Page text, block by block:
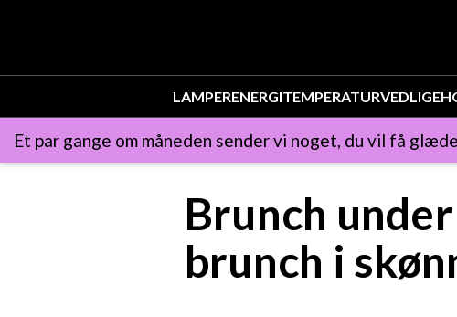
LAMPERENERGITEMPERATUR
Et par gange om måneden sender vi noget, du vil få
Brunch
brunch i